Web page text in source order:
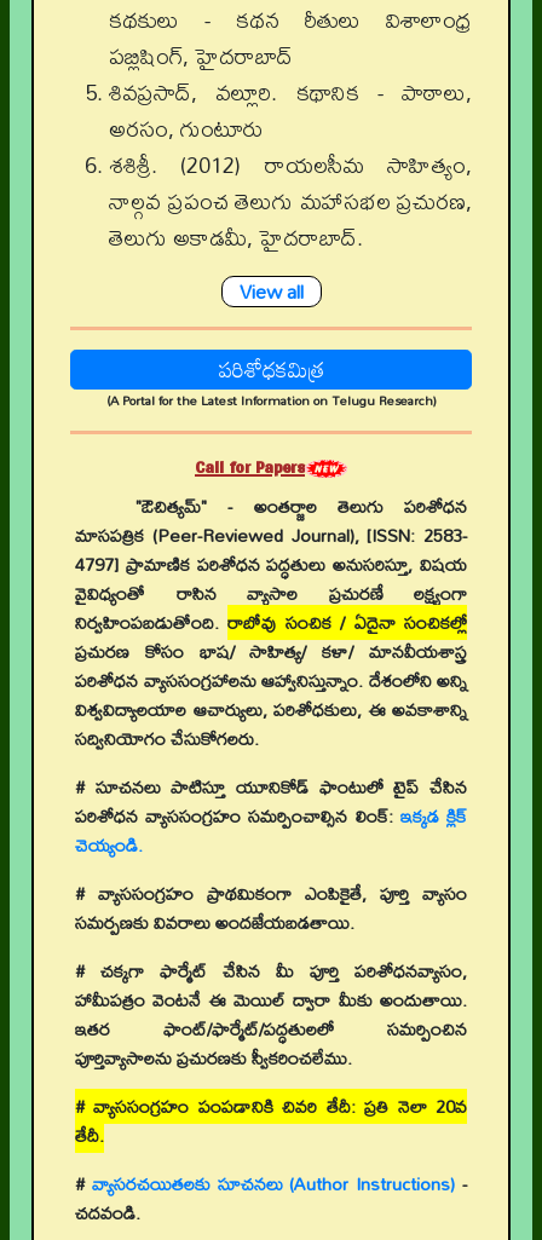
కథకులు - కథన రీతులు విశాలాంధ్ర
పబ్లిషింగ్, హైదరాబాద్
శివప్రసాద్, వల్లూరి. కథానిక - పాఠాలు,
అరసం, గుంటూరు
శశిశ్రీ. (2012) రాయలసీమ సాహిత్యం,
నాల్గవ ప్రపంచ తెలుగు మహాసభల ప్రచురణ,
తెలుగు అకాడమీ, హైదరాబాద్.
View all
పరిశోధకమిత్ర
(A Portal for the Latest Information on Telugu Research)
Call for Papers
"ఔచిత్యమ్" - అంతర్జాల తెలుగు పరిశోధన
మాసపత్రిక (Peer-Reviewed Journal), [ISSN: 2583-
4797] ప్రామాణిక పరిశోధన పద్ధతులు అనుసరిస్తూ, విషయ
వైవిధ్యంతో రాసిన వ్యాసాల ప్రచురణే లక్ష్యంగా
నిర్వహింపబడుతోంది.రాబోవు సంచిక / ఏదైనా సంచికల్లో
ప్రచురణ కోసం భాష/ సాహిత్య/ కళా/ మానవీయశాస్త్ర
పరిశోధన వ్యాససంగ్రహాలను ఆహ్వానిస్తున్నాం. దేశంలోని అన్ని
విశ్వవిద్యాలయాల ఆచార్యులు, పరిశోధకులు, ఈ అవకాశాన్ని
సద్వినియోగం చేసుకోగలరు.
# సూచనలు పాటిస్తూ యూనికోడ్ ఫాంటులో టైప్ చేసిన
పరిశోధన వ్యాససంగ్రహం సమర్పించాల్సిన లింక్: ఇక్కడ క్లిక్
చెయ్యండి.
# వ్యాససంగ్రహం ప్రాథమికంగా ఎంపికైతే, పూర్తి వ్యాసం
సమర్పణకు వివరాలు అందజేయబడతాయి.
# చక్కగా ఫార్మేట్ చేసిన మీ పూర్తి పరిశోధనవ్యాసం,
హామీపత్రం వెంటనే ఈ మెయిల్ ద్వారా మీకు అందుతాయి.
ఇతర ఫాంట్/ఫార్మేట్/పద్ధతులలో సమర్పించిన
పూర్తివ్యాసాలను ప్రచురణకు స్వీకరించలేము.
# వ్యాససంగ్రహం పంపడానికి చివరి తేదీ: ప్రతి నెలా 20వ
తేదీ.
#వ్యాసరచయితలకు సూచనలు (Author Instructions) -
చదవండి.